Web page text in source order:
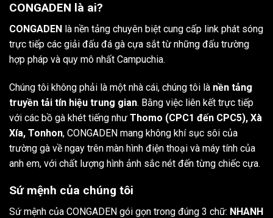
CONGADEN là ai?
CONGADEN là nền tảng chuyên biệt cung cấp link phát sóng
trực tiếp các giải đấu đá gà cựa sắt từ những đấu trường
hợp pháp và quy mô nhất Campuchia.
Chúng tôi không phải là một nhà cái, chúng tôi là nền tảng
truyền tải tín hiệu trung gian. Bằng việc liên kết trực tiếp
với các bồ gà khét tiếng như Thomo (CPC1 đến CPC5), Xà
Xía, Tonhon, CONGADEN mang không khí sục sôi của
trường gà về ngay trên màn hình điện thoại và máy tính của
anh em, với chất lượng hình ảnh sắc nét đến từng chiếc cựa.
Sứ mệnh của chúng tôi
Sứ mệnh của CONGADEN gói gọn trong đúng 3 chữ: NHANH